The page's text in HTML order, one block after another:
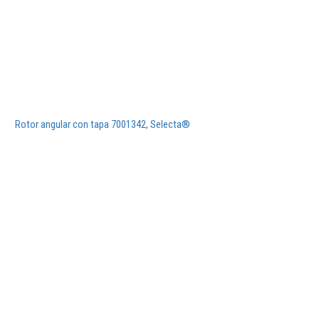
Rotor angular con tapa 7001342, Selecta®